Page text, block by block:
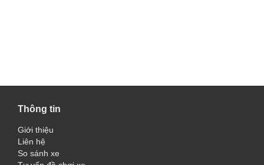
Thông tin
Giới thiệu
Liên hệ
So sánh xe